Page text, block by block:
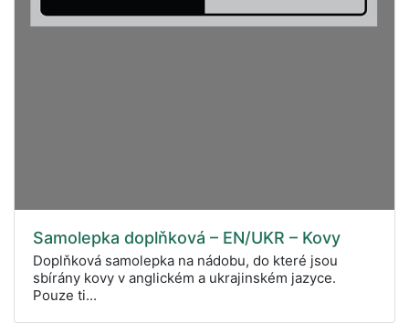
Samolepka doplňková – EN/UKR – Kovy
Doplňková samolepka na nádobu, do které jsou
sbírány kovy v anglickém a ukrajinském jazyce.
Pouze ti...